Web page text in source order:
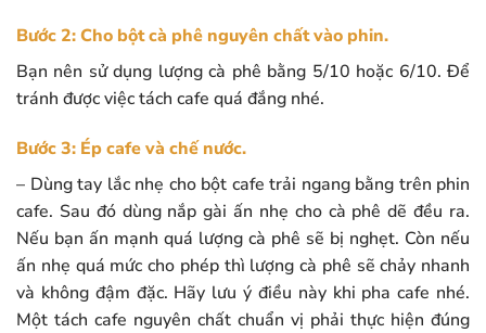
Bước 2: Cho bột cà phê nguyên chất vào phin.
Bạn nên sử dụng lượng cà phê bằng 5/10 hoặc 6/10. Để
tránh được việc tách cafe quá đắng nhé.
Bước 3: Ép cafe và chế nước.
– Dùng tay lắc nhẹ cho bột cafe trải ngang bằng trên phin
cafe. Sau đó dùng nắp gài ấn nhẹ cho cà phê dẽ đều ra.
Nếu bạn ấn mạnh quá lượng cà phê sẽ bị nghẹt. Còn nếu
ấn nhẹ quá mức cho phép thì lượng cà phê sẽ chảy nhanh
và không đậm đặc. Hãy lưu ý điều này khi pha cafe nhé.
Một tách cafe nguyên chất chuẩn vị phải thực hiện đúng